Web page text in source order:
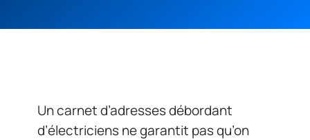
Un carnet d’adresses débordant
d’électriciens ne garantit pas qu’on